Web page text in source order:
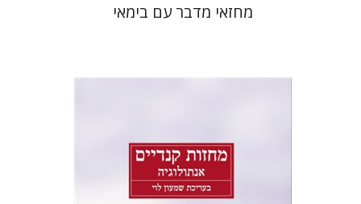
מחזאי מדבר עם בימאי
שמעון לוי